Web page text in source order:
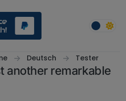
Deutsch Tester
another remarkable